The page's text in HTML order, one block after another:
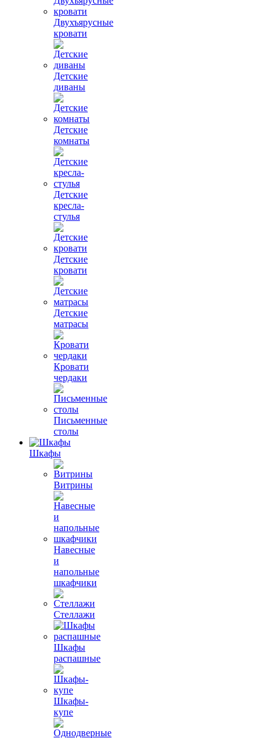
Двухъярусные
кровати
Детские
диваны
Детские
комнаты
Детские
кресла-
стулья
Детские
кровати
Детские
матрасы
Кровати
чердаки
Письменные
столы
Шкафы
Витрины
Навесные
и
напольные
шкафчики
Стеллажи
Шкафы
распашные
Шкафы-
купе